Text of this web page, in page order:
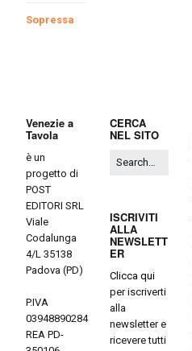
Sopressa
Venezie a
Tavola
è un
progetto di
POST
EDITORI SRL
Viale
Codalunga
4/L 35138
Padova (PD)
P.IVA
03948890284
REA PD-
CERCA
NEL SITO
ISCRIVITI
ALLA
NEWSLETT
ER
Clicca qui
per iscriverti
alla
newsletter e
ricevere tutti